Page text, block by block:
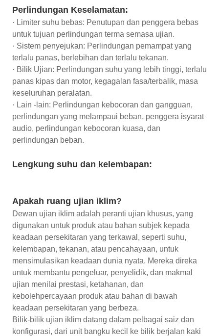
Perlindungan Keselamatan:
· Limiter suhu bebas: Penutupan dan penggera bebas
untuk tujuan perlindungan terma semasa ujian.
· Sistem penyejukan: Perlindungan pemampat yang
terlalu panas, berlebihan dan terlalu tekanan.
· Bilik Ujian: Perlindungan suhu yang lebih tinggi, terlalu
panas kipas dan motor, kegagalan fasa/terbalik, masa
keseluruhan peralatan.
· Lain -lain: Perlindungan kebocoran dan gangguan,
perlindungan yang melampaui beban, penggera isyarat
audio, perlindungan kebocoran kuasa, dan
perlindungan beban.
Lengkung suhu dan kelembapan:
Apakah ruang ujian iklim?
Dewan ujian iklim adalah peranti ujian khusus, yang
digunakan untuk produk atau bahan subjek kepada
keadaan persekitaran yang terkawal, seperti suhu,
kelembapan, tekanan, atau pencahayaan, untuk
mensimulasikan keadaan dunia nyata. Mereka direka
untuk membantu pengeluar, penyelidik, dan makmal
ujian menilai prestasi, ketahanan, dan
kebolehpercayaan produk atau bahan di bawah
keadaan persekitaran yang berbeza.
Bilik-bilik ujian iklim datang dalam pelbagai saiz dan
konfigurasi, dari unit bangku kecil ke bilik berjalan kaki